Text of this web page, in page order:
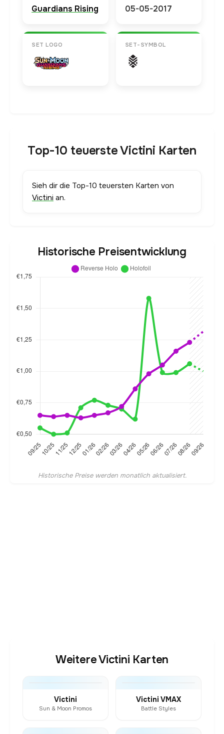
Guardians Rising 05-05-2017
SET LOGO SET-SYMBOL
Top-10 teuerste Victini Karten
Sieh dir die Top-10 teuersten Karten von
Victini an.
Historische Preisentwicklung
Historische Preise werden monatlich aktualisiert.
Weitere Victini Karten
Victini
Sun & Moon Promos
Victini VMAX
Battle Styles